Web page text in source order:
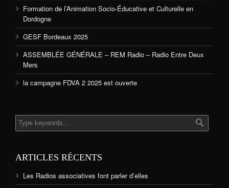
Formation de l’Animation Socio-Éducative et Culturelle en
Dordogne
GESF Bordeaux 2025
ASSEMBLÉE GÉNÉRALE – REM Radio – Radio Entre Deux
Mers
la campagne FDVA 2 2025 est ouverte
ARTICLES RÉCENTS
Les Radios associatives font parler d’elles